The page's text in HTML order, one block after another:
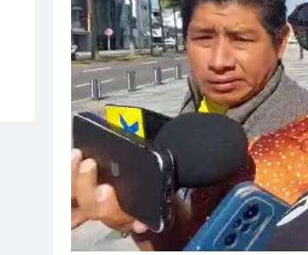
Vacaciones seguras: más de 982
elementos resguardan destinos
turísticos
13 de diciembre de 2024